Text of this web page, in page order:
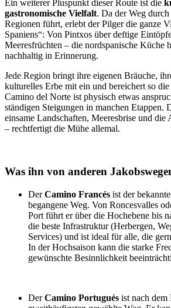
Ein weiterer Pluspunkt dieser Route ist die
gastronomische Vielfalt. Da der Weg
Regionen führt, erlebt der Pilger die ganze
Spaniens“: Von Pintxos über deftige
Meeresfrüchten – die nordspanische Küche
nachhaltig in Erinnerung.
Jede Region bringt ihre eigenen Bräuche,
kulturelles Erbe mit ein und bereichert so
Camino del Norte ist physisch etwas
ständigen Steigungen in manchen Etappen.
einsame Landschaften, Meeresbrise und
– rechtfertigt die Mühe allemal.
Was ihn von anderen
DerCamino Francés ist der
begangene Weg. Von Roncesvalles
Port führt er über die Hochebene bis
die beste Infrastruktur (Herbergen,
Services) und ist ideal für alle, die
In der Hochsaison kann die starke
gewünschte Besinnlichkeit
DerCamino Portugués ist nach dem